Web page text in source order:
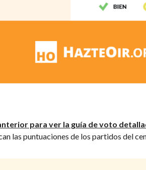
para ver la guía de voto
las puntuaciones de los partidos del